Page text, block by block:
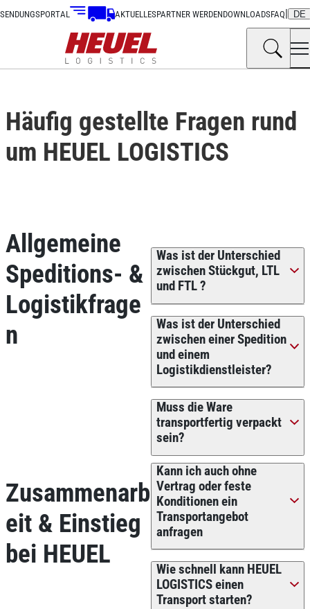
SENDUNGSPORTAL AKTUELLESPARTNER WERDENDOWNLOADSFAQ| DE
Häufig gestellte Fragen rund
um HEUEL LOGISTICS
Allgemeine
Speditions- &
Logistikfrage
n
Was ist der Unterschied
zwischen Stückgut, LTL
und FTL ?
Was ist der Unterschied
zwischen einer Spedition
und einem
Logistikdienstleister?
Muss die Ware
transportfertig verpackt
sein?
Zusammenarb
eit & Einstieg
bei HEUEL
Kann ich auch ohne
Vertrag oder feste
Konditionen ein
Transportangebot
anfragen
Wie schnell kann HEUEL
LOGISTICS einen
Transport starten?